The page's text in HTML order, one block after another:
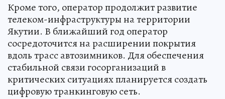
Кроме того, оператор продолжит развитие
телеком-инфраструктуры на территории
Якутии. В ближайший год оператор
сосредоточится на расширении покрытия
вдоль трасс автозимников. Для обеспечения
стабильной связи госорганизаций в
критических ситуациях планируется создать
цифровую транкинговую сеть.